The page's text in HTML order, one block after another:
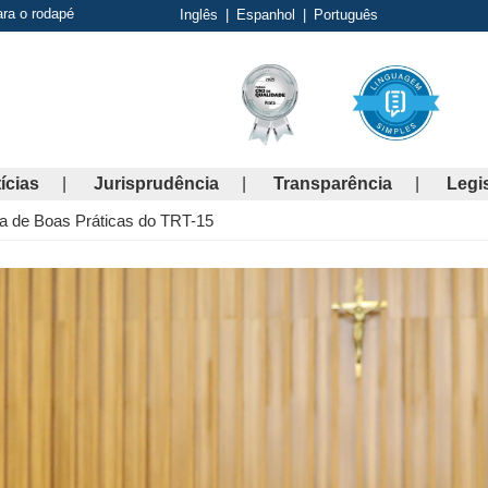
o rodapé Inglês Espanhol Português
Jurisprudência Transparência
de Boas Práticas do TRT-15